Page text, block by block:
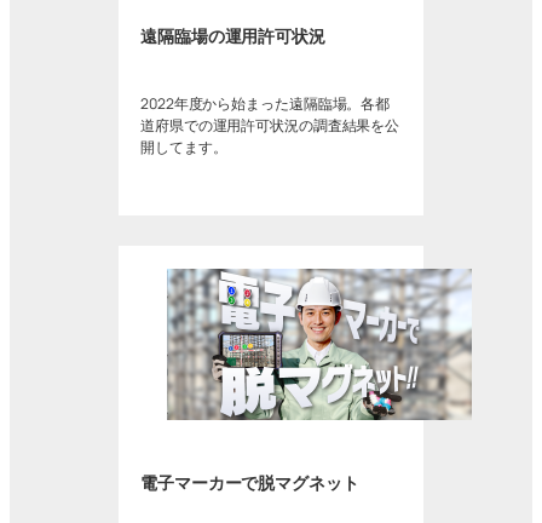
遠隔臨場の運用許可状況
2022年度から始まった遠隔臨場。各都
道府県での運用許可状況の調査結果を公
開してます。
電子マーカーで脱マグネット